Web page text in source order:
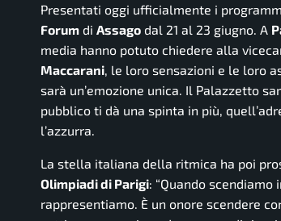
Presentati oggi ufficialmente i
Forum di Assago dal 21 al 23 giugno. A
media hanno potuto chiedere alla
Maccarani , le loro sensazioni e le loro
sarà un’emozione unica. Il Palazzetto
pubblico ti dà una spinta in più,
l’azzurra.
La stella italiana della ritmica ha poi
Olimpiadi di Parigi: “Quando
rappresentiamo. È un onore scendere